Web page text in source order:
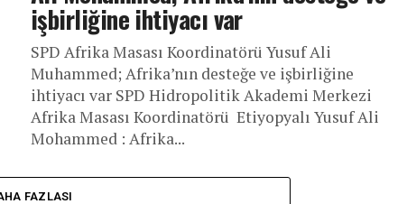
işbirliğine ihtiyacı var
SPD Afrika Masası Koordinatörü Yusuf Ali
Muhammed; Afrika’nın desteğe ve işbirliğine
ihtiyacı var SPD Hidropolitik Akademi Merkezi
Afrika Masası Koordinatörü Etiyopyalı Yusuf Ali
Mohammed : Afrika...
FAZLASI